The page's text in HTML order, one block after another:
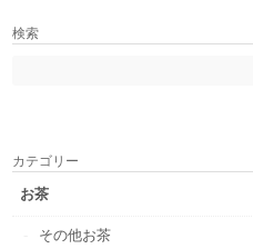
検索
カテゴリー
お茶
その他お茶